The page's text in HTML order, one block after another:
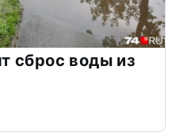
сброс воды из